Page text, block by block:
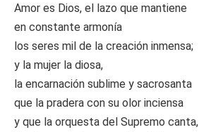
Amor es Dios, el lazo que mantiene
en constante armonía
los seres mil de la creación inmensa;
y la mujer la diosa,
la encarnación sublime y sacrosanta
que la pradera con su olor inciensa
y que la orquesta del Supremo canta,